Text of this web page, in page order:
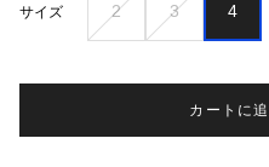
サイズ 2 3 4
カートに